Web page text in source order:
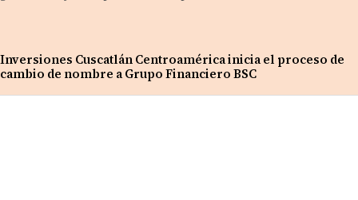
Inversiones Cuscatlán Centroamérica inicia el proceso de
cambio de nombre a Grupo Financiero BSC